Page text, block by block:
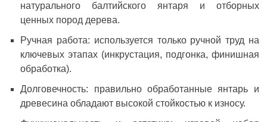
натурального балтийского янтаря и отборных
ценных пород дерева.
Ручная работа: используется только ручной труд на
ключевых этапах (инкрустация, подгонка, финишная
обработка).
Долговечность: правильно обработанные янтарь и
древесина обладают высокой стойкостью к износу.